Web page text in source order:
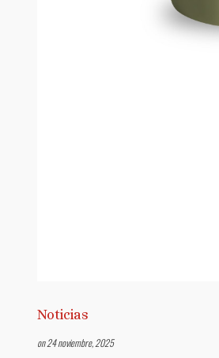
Noticias
on 24 noviembre, 2025